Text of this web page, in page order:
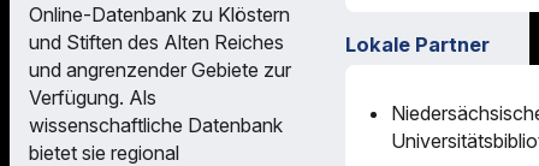
Online-Datenbank zu Klöstern
und Stiften des Alten Reiches
und angrenzender Gebiete zur
Verfügung. Als
wissenschaftliche Datenbank
bietet sie regional
Lokale Partner